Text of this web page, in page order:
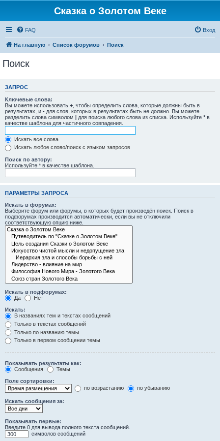
Сказка о Золотом Веке
FAQ Вход
На главную Список форумов Поиск
Поиск
ЗАПРОС
Ключевые слова:
Вы можете использовать + , чтобы определить слова, которые должны быть в
результатах, и - для слов, которых в результатах быть не должно. Вы можете
разделить слова символом | для поиска любого слова из списка. Используйте * в
качестве шаблона для частичного совпадения.
Искать все слова
Искать любое слово/поиск с языком запросов
Поиск по автору:
Используйте * в качестве шаблона.
ПАРАМЕТРЫ ЗАПРОСА
Искать в форумах:
Выберите форум или форумы, в которых будет произведён поиск. Поиск в
подфорумах производится автоматически, если вы не отключили
соответствующую опцию ниже.
Искать в подфорумах:
Да
Нет
Искать:
В названиях тем и текстах сообщений
Только в текстах сообщений
Только по названию темы
Только в первом сообщении темы
Показывать результаты как:
Сообщения
Темы
Поле сортировки:
по возрастанию
по убыванию
Искать сообщения за:
Показывать первые:
Введите 0 для вывода полного текста сообщений.
символов сообщений